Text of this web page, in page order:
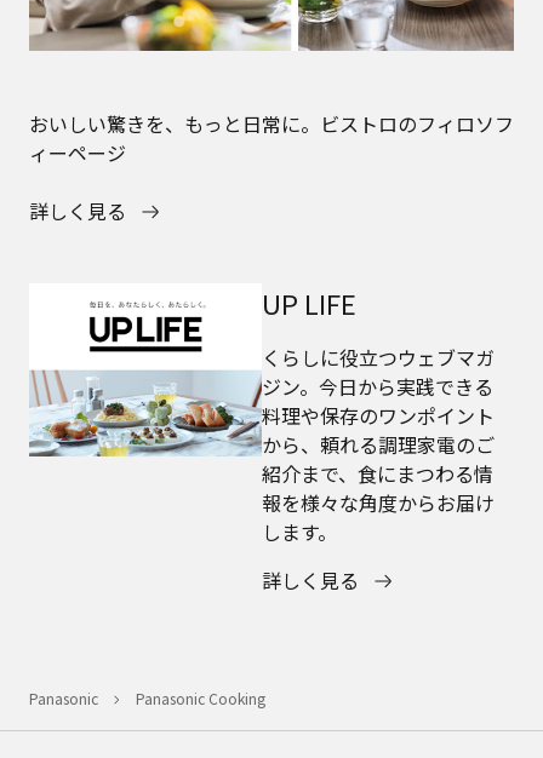
おいしい驚きを、もっと日常に。ビストロのフィロソフ
ィーページ
詳しく見る
UP LIFE
くらしに役立つウェブマガ
ジン。今日から実践できる
料理や保存のワンポイント
から、頼れる調理家電のご
紹介まで、食にまつわる情
報を様々な角度からお届け
します。
詳しく見る
Panasonic Panasonic Cooking